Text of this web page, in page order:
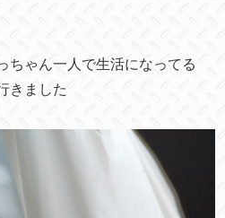
ゃん一人で生活になってる
きました